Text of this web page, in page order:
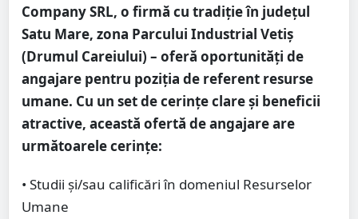
Company SRL, o firmă cu tradiție în județul
Satu Mare, zona Parcului Industrial Vetiș
(Drumul Careiului) – oferă oportunități de
angajare pentru poziția de referent resurse
umane. Cu un set de cerințe clare și beneficii
atractive, această ofertă de angajare are
următoarele cerințe:
• Studii și/sau calificări în domeniul Resurselor
Umane